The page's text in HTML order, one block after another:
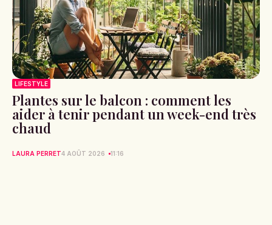
LIFESTYLE
Plantes sur le balcon : comment les
aider à tenir pendant un week-end très
chaud
LAURA PERRET4 AOÛT 2026 11:16